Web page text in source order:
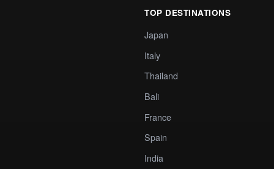
TOP DESTINATIONS
Japan
Italy
Thailand
Bali
France
Spain
India